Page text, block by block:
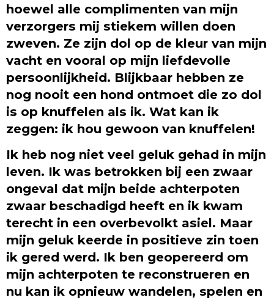
hoewel alle complimenten van mijn
verzorgers mij stiekem willen doen
zweven. Ze zijn dol op de kleur van mijn
vacht en vooral op mijn liefdevolle
persoonlijkheid. Blijkbaar hebben ze
nog nooit een hond ontmoet die zo dol
is op knuffelen als ik. Wat kan ik
zeggen: ik hou gewoon van knuffelen!
Ik heb nog niet veel geluk gehad in mijn
leven. Ik was betrokken bij een zwaar
ongeval dat mijn beide achterpoten
zwaar beschadigd heeft en ik kwam
terecht in een overbevolkt asiel. Maar
mijn geluk keerde in positieve zin toen
ik gered werd. Ik ben geopereerd om
mijn achterpoten te reconstrueren en
nu kan ik opnieuw wandelen, spelen en